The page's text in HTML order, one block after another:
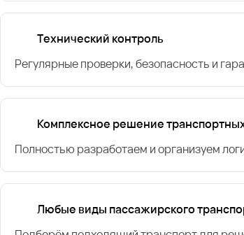
Технический контроль
Регулярные проверки, безопасность и
Комплексное решение
Полностью разработаем и организуем
Любые виды пассажирского